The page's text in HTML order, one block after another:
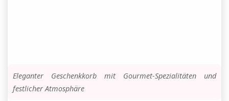
Eleganter Geschenkkorb mit Gourmet-Spezialitäten und
festlicher Atmosphäre